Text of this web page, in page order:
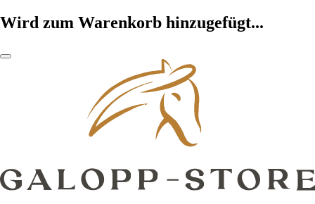
Wird zum Warenkorb hinzugefügt...